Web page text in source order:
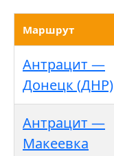
Маршрут
Антрацит —
Донецк (ДНР)
Антрацит —
Макеевка